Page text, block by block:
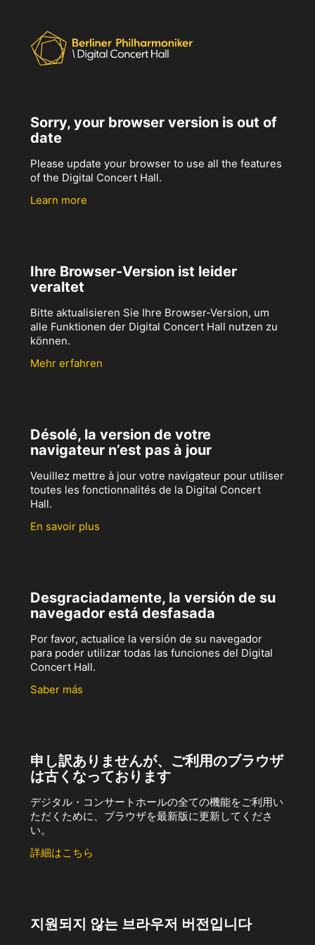
Sorry, your browser version is out of
date
Please update your browser to use all the features
of the Digital Concert Hall.
Learn more
Ihre Browser-Version ist leider
veraltet
Bitte aktualisieren Sie Ihre Browser-Version, um
alle Funktionen der Digital Concert Hall nutzen zu
können.
Mehr erfahren
Désolé, la version de votre
navigateur n’est pas à jour
Veuillez mettre à jour votre navigateur pour utiliser
toutes les fonctionnalités de la Digital Concert
Hall.
En savoir plus
Desgraciadamente, la versión de su
navegador está desfasada
Por favor, actualice la versión de su navegador
para poder utilizar todas las funciones del Digital
Concert Hall.
Saber más
申し訳ありませんが、ご利用のブラウザ
は古くなっております
デジタル・コンサートホールの全ての機能をご利用い
ただくために、ブラウザを最新版に更新してくださ
い。
詳細はこちら
지원되지 않는 브라우저 버전입니다